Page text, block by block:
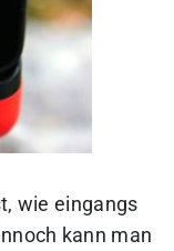
wie eingangs
kann man